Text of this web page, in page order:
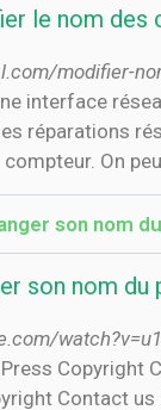
le nom des
modifier-
interface
réparations
On
son nom
son nom du
Contact us